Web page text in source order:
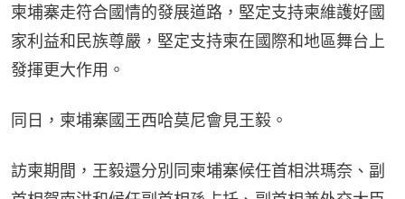
柬埔寨走符合國情的發展道路，堅定支持柬維護好國
家利益和民族尊嚴，堅定支持柬在國際和地區舞台上
發揮更大作用。
同日，柬埔寨國王西哈莫尼會見王毅。
訪柬期間，王毅還分別同柬埔寨候任首相洪瑪奈、副